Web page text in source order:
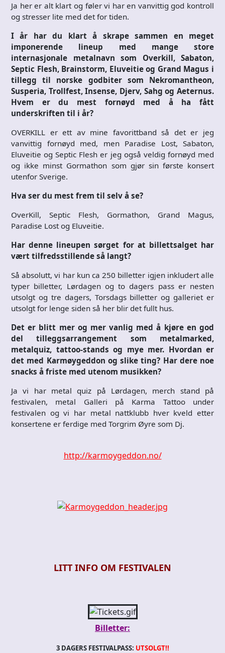
Ja her er alt klart og føler vi har en vanvittig god kontroll
og stresser lite med det for tiden.
I år har du klart å skrape sammen en meget
imponerende lineup med mange store
internasjonale metalnavn som Overkill, Sabaton,
Septic Flesh, Brainstorm, Eluveitie og Grand Magus i
tillegg til norske godbiter som Nekromantheon,
Susperia, Trollfest, Insense, Djerv, Sahg og Aeternus.
Hvem er du mest fornøyd med å ha fått
underskriften til i år?
OVERKILL er ett av mine favorittband så det er jeg
vanvittig fornøyd med, men Paradise Lost, Sabaton,
Eluveitie og Septic Flesh er jeg også veldig fornøyd med
og ikke minst Gormathon som gjør sin første konsert
utenfor Sverige.
Hva ser du mest frem til selv å se?
OverKill, Septic Flesh, Gormathon, Grand Magus,
Paradise Lost og Eluveitie.
Har denne lineupen sørget for at billettsalget har
vært tilfredsstillende så langt?
Så absolutt, vi har kun ca 250 billetter igjen inkludert alle
typer billetter, Lørdagen og to dagers pass er nesten
utsolgt og tre dagers, Torsdags billetter og galleriet er
utsolgt for lenge siden så her blir det fullt hus.
Det er blitt mer og mer vanlig med å kjøre en god
del tilleggsarrangement som metalmarked,
metalquiz, tattoo-stands og mye mer. Hvordan er
det med Karmøygeddon og slike ting? Har dere noe
snacks å friste med utenom musikken?
Ja vi har metal quiz på Lørdagen, merch stand på
festivalen, metal Galleri på Karma Tattoo under
festivalen og vi har metal nattklubb hver kveld etter
konsertene er ferdige med Torgrim Øyre som Dj.
http://karmoygeddon.no/
LITT INFO OM FESTIVALEN
Billetter:
3 DAGERS FESTIVALPASS: UTSOLGT!!